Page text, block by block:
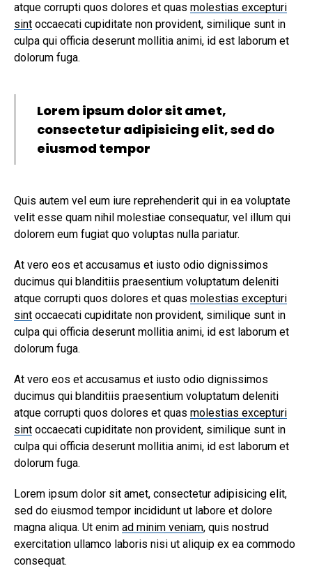
atque corrupti quos dolores et quas molestias excepturi
sint occaecati cupiditate non provident, similique sunt in
culpa qui officia deserunt mollitia animi, id est laborum et
dolorum fuga.
Lorem ipsum dolor sit amet,
consectetur adipisicing elit, sed do
eiusmod tempor
Quis autem vel eum iure reprehenderit qui in ea voluptate
velit esse quam nihil molestiae consequatur, vel illum qui
dolorem eum fugiat quo voluptas nulla pariatur.
At vero eos et accusamus et iusto odio dignissimos
ducimus qui blanditiis praesentium voluptatum deleniti
atque corrupti quos dolores et quas molestias excepturi
sint occaecati cupiditate non provident, similique sunt in
culpa qui officia deserunt mollitia animi, id est laborum et
dolorum fuga.
At vero eos et accusamus et iusto odio dignissimos
ducimus qui blanditiis praesentium voluptatum deleniti
atque corrupti quos dolores et quas molestias excepturi
sint occaecati cupiditate non provident, similique sunt in
culpa qui officia deserunt mollitia animi, id est laborum et
dolorum fuga.
Lorem ipsum dolor sit amet, consectetur adipisicing elit,
sed do eiusmod tempor incididunt ut labore et dolore
magna aliqua. Ut enim ad minim veniam, quis nostrud
exercitation ullamco laboris nisi ut aliquip ex ea commodo
consequat.